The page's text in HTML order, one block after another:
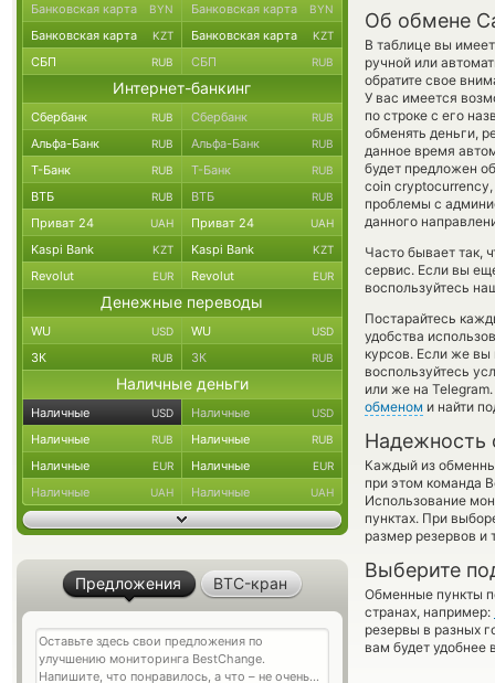
Об обмене
В таблице вы
ручной или
обратите свое
У вас имеется
по строке с его
обменять деньги,
данное время
будет предложен
coin
проблемы с
данного
Часто бывает так,
сервис. Если вы
воспользуйтесь
Постарайтесь
удобства
курсов. Если же вы
воспользуйтесь
или же на
обменом и найти
Надежность
Каждый из
при этом команда
Использование
пунктах. При
размер резервов и
Выберите
Обменные пункты
странах, например:
резервы в разных
вам будет удобнее
Банковская карта BYN Банковская карта BYN
Банковская карта KZT Банковская карта KZT
СБП RUB СБП RUB
Интернет-банкинг
Сбербанк RUB Сбербанк RUB
Альфа-Банк RUB Альфа-Банк RUB
Т-Банк RUB Т-Банк RUB
ВТБ RUB ВТБ RUB
Приват 24 UAH Приват 24 UAH
Kaspi Bank KZT Kaspi Bank KZT
Revolut EUR Revolut EUR
Денежные переводы
WU USD WU USD
ЗК RUB ЗК RUB
Наличные деньги
Наличные USD Наличные USD
Наличные RUB Наличные RUB
Наличные EUR Наличные EUR
Наличные UAH Наличные UAH
Предложения BTC-кран